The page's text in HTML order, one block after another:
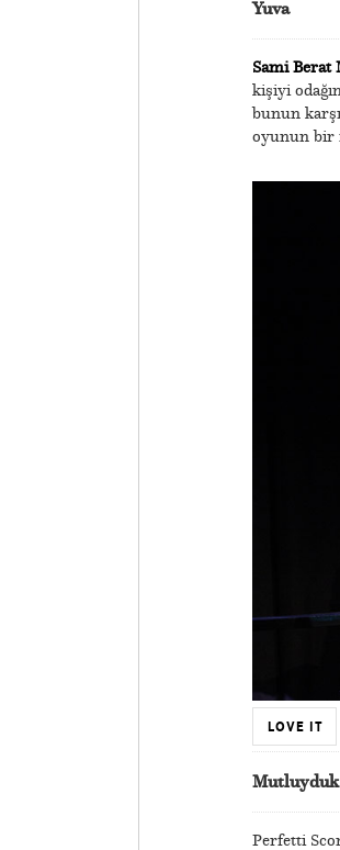
Yuva
Sami Berat
kişiyi
bunun
oyunun bir
LOVE IT
Mutluyduk
Perfetti